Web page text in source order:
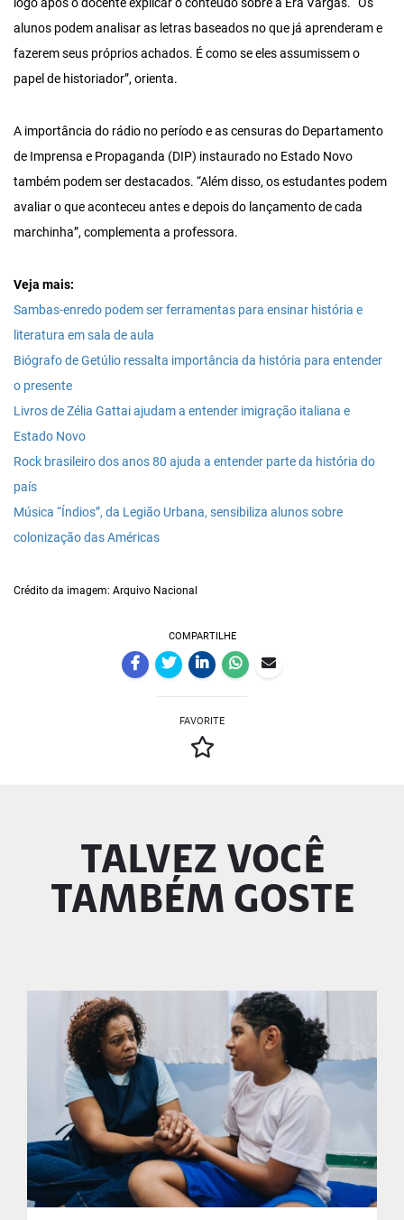
logo após o docente explicar o conteúdo sobre a Era Vargas. “Os
alunos podem analisar as letras baseados no que já aprenderam e
fazerem seus próprios achados. É como se eles assumissem o
papel de historiador”, orienta.
A importância do rádio no período e as censuras do Departamento
de Imprensa e Propaganda (DIP) instaurado no Estado Novo
também podem ser destacados. “Além disso, os estudantes podem
avaliar o que aconteceu antes e depois do lançamento de cada
marchinha”, complementa a professora.
Veja mais:
Sambas-enredo podem ser ferramentas para ensinar história e
literatura em sala de aula
Biógrafo de Getúlio ressalta importância da história para entender
o presente
Livros de Zélia Gattai ajudam a entender imigração italiana e
Estado Novo
Rock brasileiro dos anos 80 ajuda a entender parte da história do
país
Música “Índios”, da Legião Urbana, sensibiliza alunos sobre
colonização das Américas
Crédito da imagem: Arquivo Nacional
COMPARTILHE
FAVORITE
TALVEZ VOCÊ
TAMBÉM GOSTE